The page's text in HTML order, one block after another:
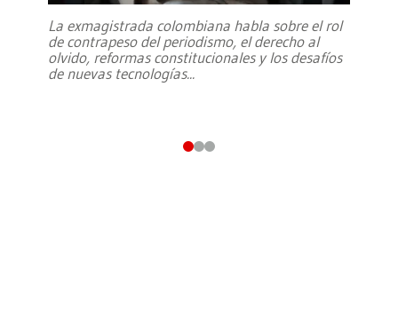
La exmagistrada colombiana habla sobre el rol
de contrapeso del periodismo, el derecho al
olvido, reformas constitucionales y los desafíos
de nuevas tecnologías...